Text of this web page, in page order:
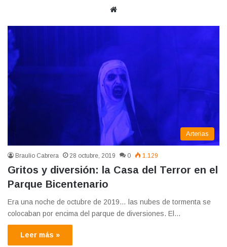
Arterias
Braulio Cabrera 28 octubre, 2019 0 1.129
Gritos y diversión: la Casa del Terror en el
Parque Bicentenario
Era una noche de octubre de 2019… las nubes de tormenta se
colocaban por encima del parque de diversiones. El…
Leer más »